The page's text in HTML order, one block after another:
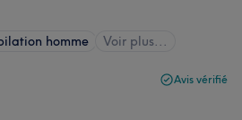
homme Voir plus...
Avis vérifié